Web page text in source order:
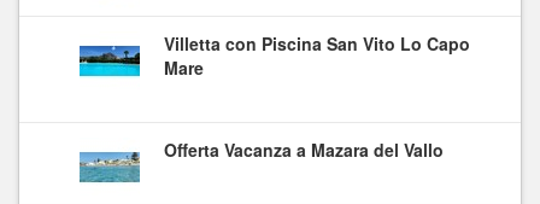
Villetta con Piscina San Vito Lo Capo
Mare
Offerta Vacanza a Mazara del Vallo